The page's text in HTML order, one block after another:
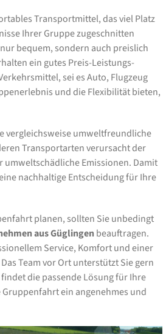
Transportmittel, das viel Platz
Ihrer Gruppe zugeschnitten
bequem, sondern auch preislich
ein gutes Preis-Leistungs-
sei es Auto, Flugzeug
und die Flexibilität bieten,
vergleichsweise umweltfreundliche
Transportarten verursacht der
umweltschädliche Emissionen. Damit
nachhaltige Entscheidung für Ihre
planen, sollten Sie unbedingt
aus Güglingenbeauftragen.
Service, Komfort und einer
Team vor Ort unterstützt Sie gern
die passende Lösung für Ihre
ein angenehmes und